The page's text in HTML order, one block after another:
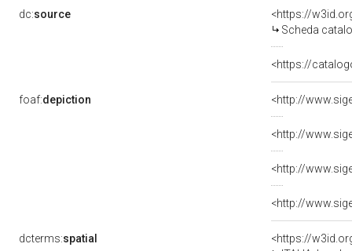
dc:source
<https://
Scheda
<https://
foaf:depiction
dcterms:spatial
<https://